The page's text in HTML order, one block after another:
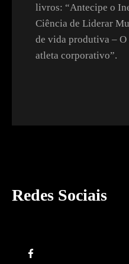
livros: “Antecipe o
Ciência de Liderar
de vida produtiva –
atleta corporativo”.
Redes Sociais